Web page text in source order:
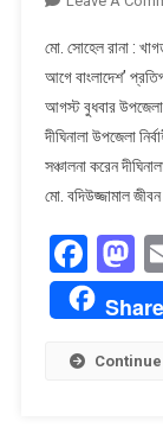
মো. সোহেল রানা :
আগে বাংলাদেশ’
আগস্ট বুধবার
দীঘিনালা উপজেলা
সঞ্চালনা করেন
মো. বদিউজ্জামাল
Share